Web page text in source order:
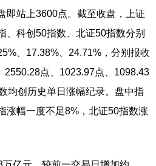
即站上3600点。截至收盘，上证
、科创50指数、北证50指数分别
、17.38%、24.71%，分别报收
2550.28点、1023.97点、1098.43
均创历史单日涨幅纪录。盘中指
涨幅一度不足8%，北证50指数涨